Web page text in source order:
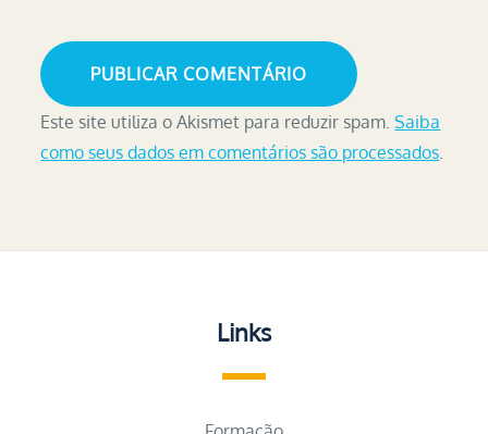
Este site utiliza o Akismet para reduzir spam.Saiba
como seus dados em comentários são processados
Links